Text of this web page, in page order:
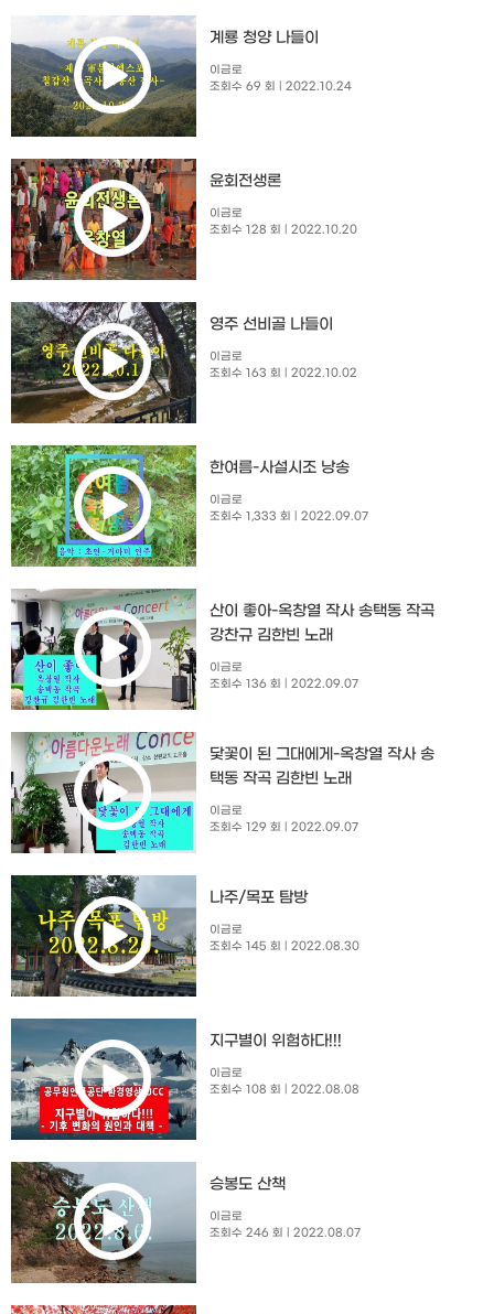
계룡 청양 나들이
이금로
조회수 69 회
| 2022.10.24
윤회전생론
이금로
조회수 128 회
| 2022.10.20
영주 선비골 나들이
이금로
조회수 163 회
| 2022.10.02
한여름-사설시조 낭송
이금로
조회수 1,333 회
| 2022.09.07
산이 좋아-옥창열 작사 송택동 작곡
강찬규 김한빈 노래
이금로
조회수 136 회
| 2022.09.07
닻꽃이 된 그대에게-옥창열 작사 송
택동 작곡 김한빈 노래
이금로
조회수 129 회
| 2022.09.07
나주/목포 탐방
이금로
조회수 145 회
| 2022.08.30
지구별이 위험하다!!!
이금로
조회수 108 회
| 2022.08.08
승봉도 산책
이금로
조회수 246 회
| 2022.08.07